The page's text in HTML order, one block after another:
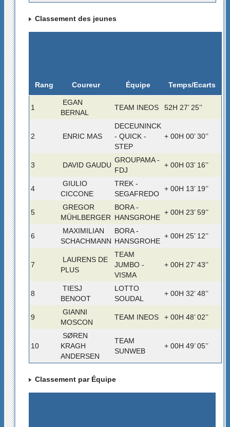
Classement des jeunes
Rang Coureur Équipe Temps/Ecarts
1
EGAN
BERNAL
TEAM INEOS 52H 27’ 25’’
2 ENRIC MAS
DECEUNINCK
- QUICK -
STEP
+ 00H 00’ 30’’
3 DAVID GAUDU
GROUPAMA -
FDJ
+ 00H 03’ 16’’
4
GIULIO
CICCONE
TREK -
SEGAFREDO
+ 00H 13’ 19’’
5
GREGOR
MÜHLBERGER
BORA -
HANSGROHE
+ 00H 23’ 59’’
6
MAXIMILIAN
SCHACHMANN
BORA -
HANSGROHE
+ 00H 25’ 12’’
7
LAURENS DE
PLUS
TEAM
JUMBO -
VISMA
+ 00H 27’ 43’’
8
TIESJ
BENOOT
LOTTO
SOUDAL
+ 00H 32’ 48’’
9
GIANNI
MOSCON
TEAM INEOS + 00H 48’ 02’’
10
SØREN
KRAGH
ANDERSEN
TEAM
SUNWEB
+ 00H 49’ 05’’
Classement par Équipe